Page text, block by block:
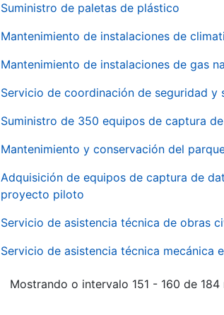
Suministro de paletas de plástico
Mantenimiento de instalaciones de
Mantenimiento de instalaciones de gas
Servicio de coordinación de seguridad y
Suministro de 350 equipos de captura
Mantenimiento y conservación del
Adquisición de equipos de captura de
proyecto piloto
Servicio de asistencia técnica de obras
Servicio de asistencia técnica mecánica
Mostrando o intervalo 151 - 160 de 184